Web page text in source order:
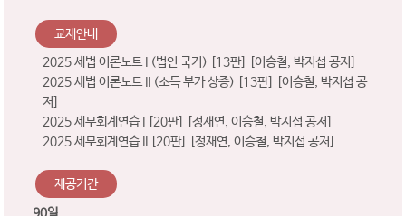
교재안내
2025 세법 이론노트 I (법인 국기) [13판] [이승철, 박지섭 공저]
2025 세법 이론노트 II (소득 부가 상증) [13판] [이승철, 박지섭 공
저]
2025 세무회계연습 I [20판] [정재연, 이승철, 박지섭 공저]
2025 세무회계연습 II [20판] [정재연, 이승철, 박지섭 공저]
제공기간
90일